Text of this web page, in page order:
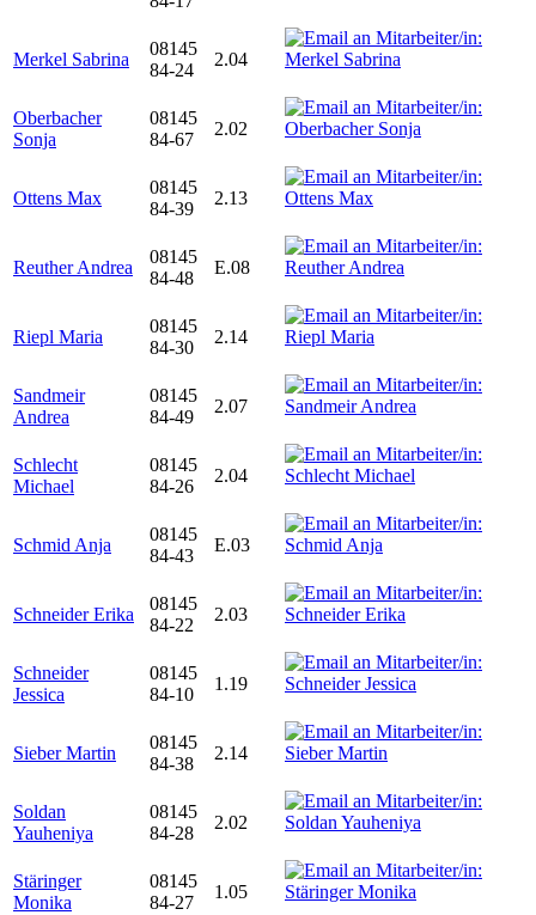
Merkel Sabrina
08145
84-24
2.04
Oberbacher
Sonja
08145
84-67
2.02
Ottens Max
08145
84-39
2.13
Reuther Andrea
08145
84-48
E.08
Riepl Maria
08145
84-30
2.14
Sandmeir
Andrea
08145
84-49
2.07
Schlecht
Michael
08145
84-26
2.04
Schmid Anja
08145
84-43
E.03
Schneider Erika
08145
84-22
2.03
Schneider
Jessica
08145
84-10
1.19
Sieber Martin
08145
84-38
2.14
Soldan
Yauheniya
08145
84-28
2.02
Stäringer
Monika
08145
84-27
1.05